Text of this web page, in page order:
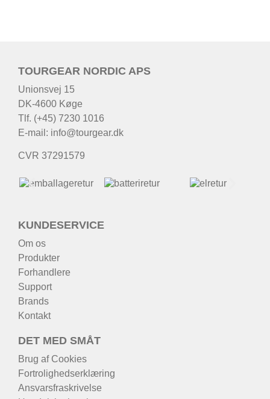
TOURGEAR NORDIC APS
Unionsvej 15
DK-4600 Køge
Tlf. (+45) 7230 1016
E-mail: info@tourgear.dk
CVR 37291579
KUNDESERVICE
Om os
Produkter
Forhandlere
Support
Brands
Kontakt
DET MED SMÅT
Brug af Cookies
Fortrolighedserklæring
Ansvarsfraskrivelse